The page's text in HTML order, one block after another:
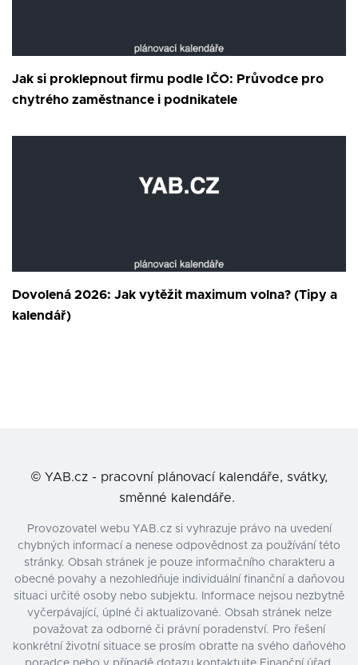
Jak si proklepnout firmu podle IČO: Průvodce pro
chytrého zaměstnance i podnikatele
Dovolená 2026: Jak vytěžit maximum volna? (Tipy a
kalendář)
© YAB.cz - pracovní plánovací kalendáře, svátky,
směnné kalendáře.
Provozovatel webu YAB.cz si vyhrazuje právo na uvedení
chybných informací a nenese odpovědnost za používání této
stránky. Obsah stránek je pouze informačního charakteru a
obecné povahy a nezohledňuje individuální finanční a daňovou
situaci určité osoby nebo subjektu. Informace nejsou nezbytně
vyčerpávající, úplné či aktualizované. Obsah stránek nelze
považovat za odborné či právní poradenství. Pro řešení
konkrétní životní situace se prosím obraťte na svého daňového